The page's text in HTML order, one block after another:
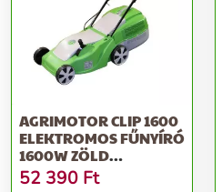
AGRIMOTOR CLIP 1600
ELEKTROMOS FŰNYÍRÓ
1600W ZÖLD
(FKK4216/4)
52 390 Ft